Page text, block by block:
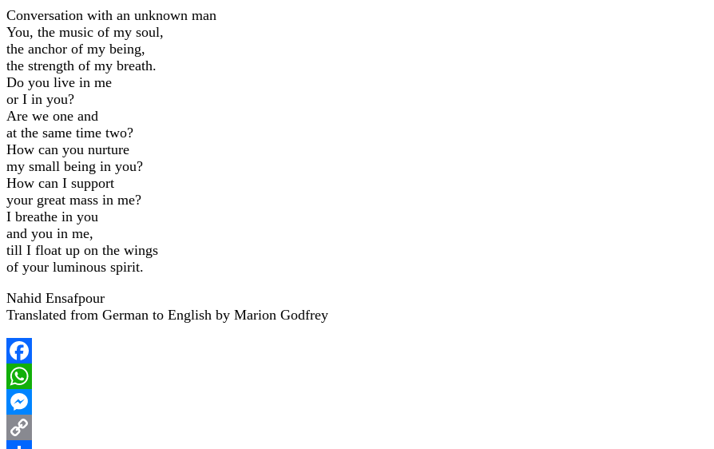
Conversation with an unknown man
You, the music of my soul,
the anchor of my being,
the strength of my breath.
Do you live in me
or I in you?
Are we one and
at the same time two?
How can you nurture
my small being in you?
How can I support
your great mass in me?
I breathe in you
and you in me,
till I float up on the wings
of your luminous spirit.
Nahid Ensafpour
Translated from German to English by Marion Godfrey
Facebook
WhatsApp
Messenger